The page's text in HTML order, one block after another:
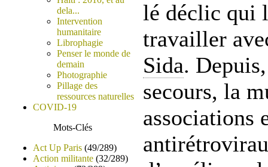
dela...
Intervention
humanitaire
Librophagie
Penser le monde de
demain
Photographie
Pillage des
ressources naturelles
COVID-19
Mots-Clés
Act Up Paris (49/289)
Action militante (32/289)
lé déclic qui
travailler
Sida.
secours, la
associations